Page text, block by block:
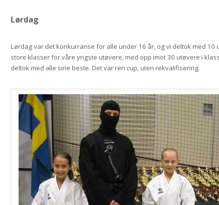
Lørdag
Lørdag var det konkurranse for alle under 16 år, og vi deltok med 10
store klasser for våre yngste utøvere, med opp imot 30 utøvere i
deltok med alle sine beste. Det var ren cup, uten rekvalifisering.